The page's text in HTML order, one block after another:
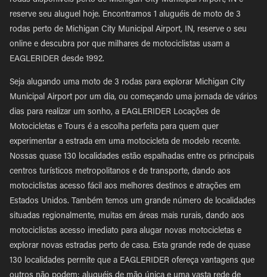
reserve seu aluguel hoje. Encontramos 1 aluguéis de moto de 3
rodas perto de Michigan City Municipal Airport, IN, reserve o seu
online e descubra por que milhares de motociclistas usam a
EAGLERIDER desde 1992.
Seja alugando uma moto de 3 rodas para explorar Michigan City
Municipal Airport por um dia, ou começando uma jornada de vários
dias para realizar um sonho, a EAGLERIDER Locações de
Motocicletas e Tours é a escolha perfeita para quem quer
experimentar a estrada em uma motocicleta de modelo recente.
Nossas quase 130 localidades estão espalhadas entre os principais
centros turísticos metropolitanos e de transporte, dando aos
motociclistas acesso fácil aos melhores destinos e atrações em
Estados Unidos. Também temos um grande número de localidades
situadas regionalmente, muitas em áreas mais rurais, dando aos
motociclistas acesso imediato para alugar novas motocicletas e
explorar novas estradas perto de casa. Esta grande rede de quase
130 localidades permite que a EAGLERIDER ofereça vantagens que